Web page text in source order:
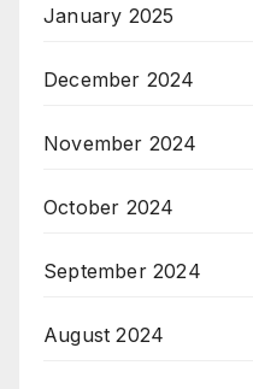
January 2025
December 2024
November 2024
October 2024
September 2024
August 2024